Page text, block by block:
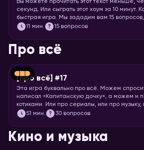
Вы можете прочитать этот текст меньше,
секунд. Или сыграть этот хоум за 10 минут.
быстрая игра. Мы зададим вам 15
задача – угадать, правда это или нет.
11 мин. 15 вопросов
Про всё
[про всё] #17
Эта игра буквально про всё. Можем
написал «Капитанскую дочку», а можем и
котиками. Или про сериалы, или про музыку,
технологии. Короче, никаких
кругозор. Погнали играть!
51 мин. 30 вопросов
Кино и музыка